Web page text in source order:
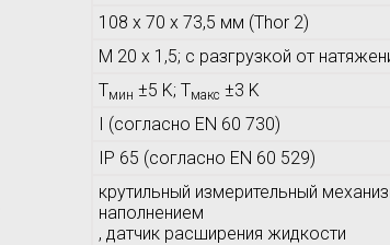
108 x 70 x 73,5 мм (Thor 2)
M 20 x 1,5; с разгрузкой от
Tмин ±5 K; Tмакс ±3 K
I (согласно EN 60 730)
IP 65 (согласно EN 60 529)
крутильный измерительный
наполнением
, датчик расширения жидкости